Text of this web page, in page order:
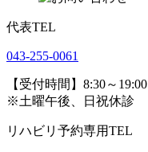
代表TEL
043-255-0061
【受付時間】8:30～19:00
※土曜午後、日祝休診
リハビリ予約専用TEL